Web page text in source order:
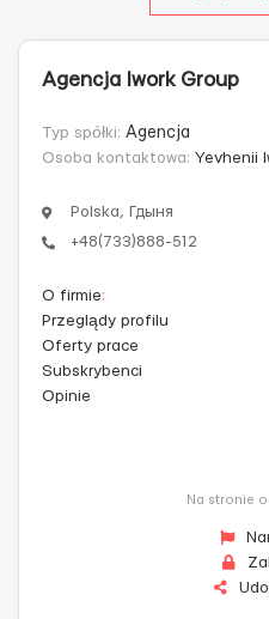
Agencja Iwork Group
Typ spółki: Agencja
Osoba kontaktowa: Yevhenii
Polska, Гдыня
+48(733)888-512
O firmie:
Przeglądy profilu
Oferty prace
Subskrybenci
Opinie
Na stronie